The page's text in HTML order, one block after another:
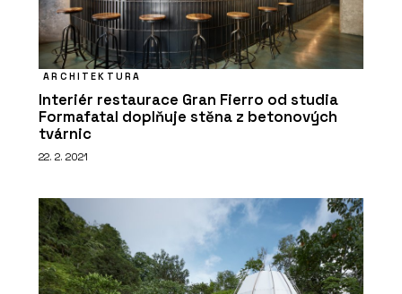
ARCHITEKTURA
Interiér restaurace Gran Fierro od studia
Formafatal doplňuje stěna z betonových
tvárnic
22. 2. 2021